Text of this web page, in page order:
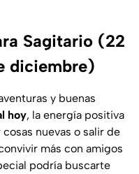
Sagitario (22
diciembre)
y buenas
hoy, la energía positiva
nuevas o salir de
más con amigos
podría buscarte